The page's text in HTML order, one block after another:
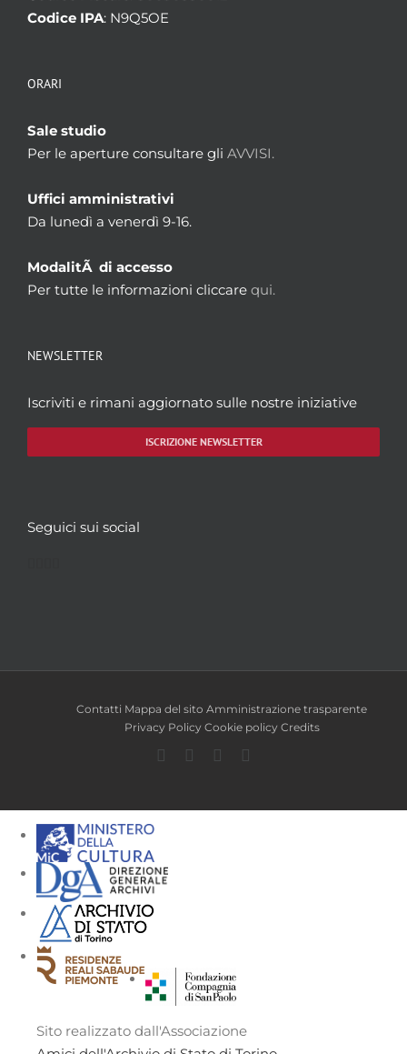
Codice IPA: N9Q5OE
ORARI
Sale studio
Per le aperture consultare gli AVVISI.
Uffici amministrativi
Da lunedì a venerdì 9-16.
ModalitÃ di accesso
Per tutte le informazioni cliccare qui.
NEWSLETTER
Iscriviti e rimani aggiornato sulle nostre iniziative
ISCRIZIONE NEWSLETTER
Seguici sui social
Contatti Mappa del sito Amministrazione trasparente
Privacy Policy Cookie policy Credits
Facebook
TwitterYouTube
Sito realizzato dall'Associazione